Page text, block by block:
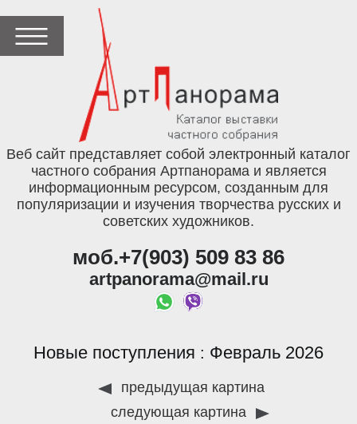
Веб сайт представляет собой электронный каталог
частного собрания Артпанорама и является
информационным ресурсом, созданным для
популяризации и изучения творчества русских и
советских художников.
моб.+7(903) 509 83 86
artpanorama@mail.ru
Новые поступления : Февраль 2026
предыдущая картина
следующая картина